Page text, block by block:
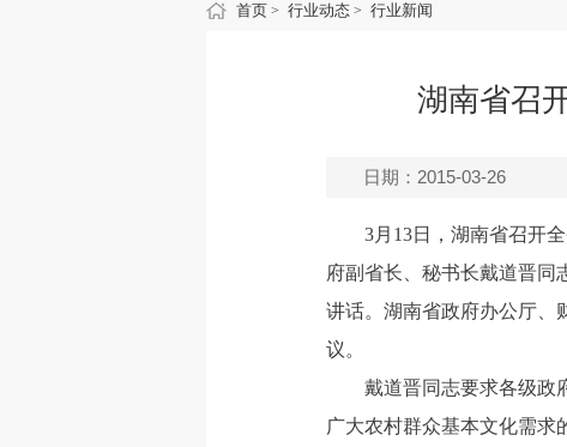
首页 > 行业动态 > 行业新闻
湖南省召
日期：2015-03-26
3月13日，湖南省召开
府副省长、秘书长戴道晋同
讲话。湖南省政府办公厅、
议。
戴道晋同志要求各级政
广大农村群众基本文化需求